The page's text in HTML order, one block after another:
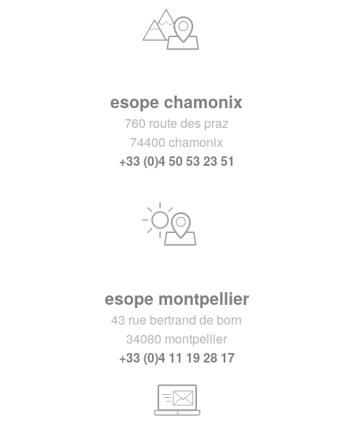
esope chamonix
760 route des praz
74400 chamonix
+33 (0)4 50 53 23 51
esope montpellier
43 rue bertrand de born
34080 montpellier
+33 (0)4 11 19 28 17